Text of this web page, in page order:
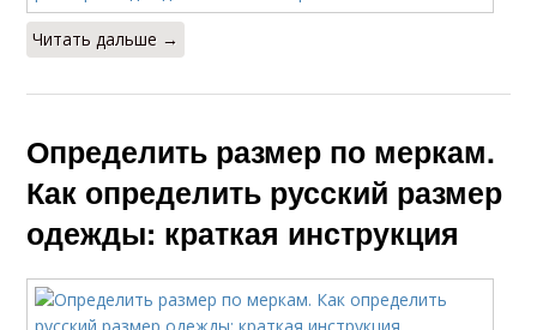
Читать дальше →
Определить размер по меркам.
Как определить русский размер
одежды: краткая инструкция